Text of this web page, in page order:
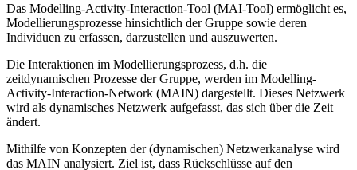
Das Modelling-Activity-Interaction-Tool (MAI-Tool) ermöglicht es,
Modellierungsprozesse hinsichtlich der Gruppe sowie deren
Individuen zu erfassen, darzustellen und auszuwerten.
Die Interaktionen im Modellierungsprozess, d.h. die
zeitdynamischen Prozesse der Gruppe, werden im Modelling-
Activity-Interaction-Network (MAIN) dargestellt. Dieses Netzwerk
wird als dynamisches Netzwerk aufgefasst, das sich über die Zeit
ändert.
Mithilfe von Konzepten der (dynamischen) Netzwerkanalyse wird
das MAIN analysiert. Ziel ist, dass Rückschlüsse auf den